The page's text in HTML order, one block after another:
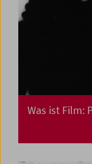
Was ist Film: